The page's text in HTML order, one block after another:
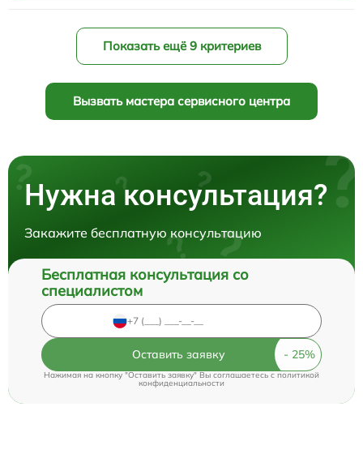
Показать ещё 9 критериев
Вызвать мастера сервисного центра
Нужна консультация?
Закажите бесплатную консультацию
Бесплатная консультация со
специалистом
Оставить заявку
Нажимая на кнопку "Оставить заявку" Вы соглашаетесь cполитикой
конфиденциальности